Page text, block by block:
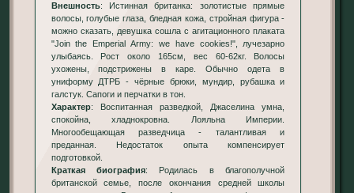
Внешность: Истинная британка: золотистые прямые
волосы, голубые глаза, бледная кожа, стройная фигура -
можно сказать, девушка сошла с агитационного плаката
"Join the Emperial Army: we have cookies!", лучезарно
улыбаясь. Рост около 165см, вес 60-62кг. Волосы
ухожены, подстрижены в каре. Обычно одета в
униформу ДТРБ - чёрные брюки, мундир, рубашка и
галстук. Сапоги и перчатки в тон.
Характер: Воспитанная разведкой, Джаселина умна,
спокойна, хладнокровна. Лояльна Империи.
Многообещающая разведчица - талантливая и
преданная. Недостаток опыта компенсирует
подготовкой.
Краткая биография: Родилась в благополучной
британской семье, после окончания средней школы